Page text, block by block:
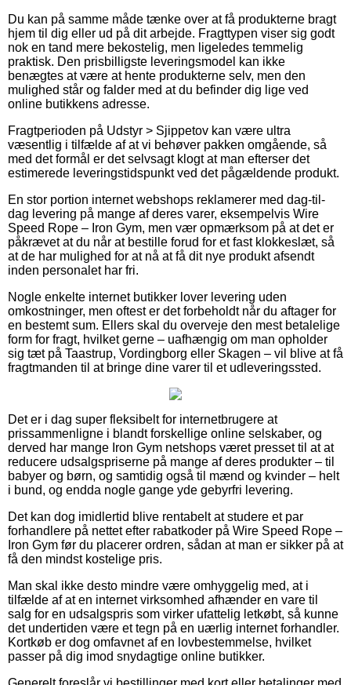
Du kan på samme måde tænke over at få produkterne bragt
hjem til dig eller ud på dit arbejde. Fragttypen viser sig godt
nok en tand mere bekostelig, men ligeledes temmelig
praktisk. Den prisbilligste leveringsmodel kan ikke
benægtes at være at hente produkterne selv, men den
mulighed står og falder med at du befinder dig lige ved
online butikkens adresse.
Fragtperioden på Udstyr > Sjippetov kan være ultra
væsentlig i tilfælde af at vi behøver pakken omgående, så
med det formål er det selvsagt klogt at man efterser det
estimerede leveringstidspunkt ved det pågældende produkt.
En stor portion internet webshops reklamerer med dag-til-
dag levering på mange af deres varer, eksempelvis Wire
Speed Rope – Iron Gym, men vær opmærksom på at det er
påkrævet at du når at bestille forud for et fast klokkeslæt, så
at de har mulighed for at nå at få dit nye produkt afsendt
inden personalet har fri.
Nogle enkelte internet butikker lover levering uden
omkostninger, men oftest er det forbeholdt når du aftager for
en bestemt sum. Ellers skal du overveje den mest betalelige
form for fragt, hvilket gerne – uafhængig om man opholder
sig tæt på Taastrup, Vordingborg eller Skagen – vil blive at få
fragtmanden til at bringe dine varer til et udleveringssted.
Det er i dag super fleksibelt for internetbrugere at
prissammenligne i blandt forskellige online selskaber, og
derved har mange Iron Gym netshops været presset til at at
reducere udsalgspriserne på mange af deres produkter – til
babyer og børn, og samtidig også til mænd og kvinder – helt
i bund, og endda nogle gange yde gebyrfri levering.
Det kan dog imidlertid blive rentabelt at studere et par
forhandlere på nettet efter rabatkoder på Wire Speed Rope –
Iron Gym før du placerer ordren, sådan at man er sikker på at
få den mindst kostelige pris.
Man skal ikke desto mindre være omhyggelig med, at i
tilfælde af at en internet virksomhed afhænder en vare til
salg for en udsalgspris som virker ufattelig letkøbt, så kunne
det undertiden være et tegn på en uærlig internet forhandler.
Kortkøb er dog omfavnet af en lovbestemmelse, hvilket
passer på dig imod snydagtige online butikker.